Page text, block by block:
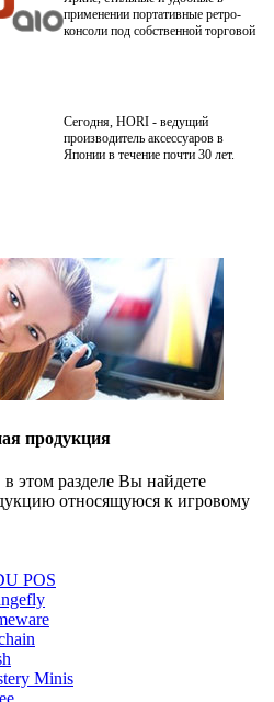
применении портативные ретро-
консоли под собственной торговой
Сегодня, HORI - ведущий
производитель аксессуаров в
Японии в течение почти 30 лет.
продукция
этом разделе Вы найдете
относящуюся к игровому
POS
Minis